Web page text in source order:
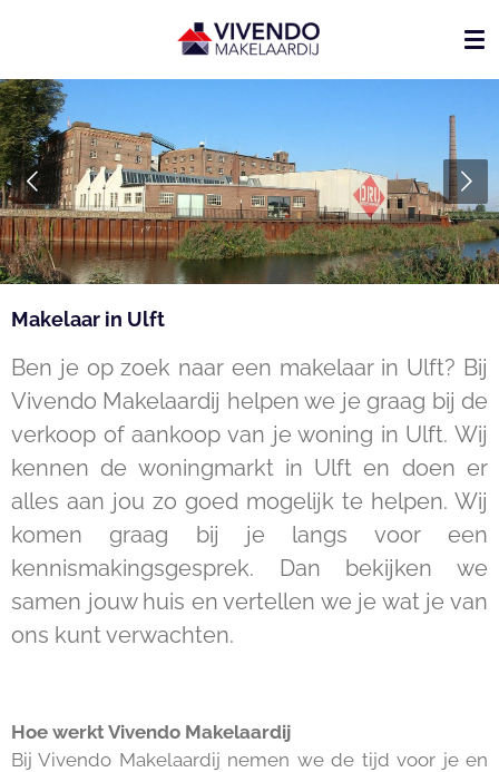
naar
de
hoofdinhoud
Makelaar in Ulft
Ben je op zoek naar een makelaar in Ulft? Bij
Vivendo Makelaardij helpen we je graag bij de
verkoop of aankoop van je woning in Ulft. Wij
kennen de woningmarkt in Ulft en doen er
alles aan jou zo goed mogelijk te helpen. Wij
komen graag bij je langs voor een
kennismakingsgesprek. Dan bekijken we
samen jouw huis en vertellen we je wat je van
ons kunt verwachten.
Hoe werkt Vivendo Makelaardij
Bij Vivendo Makelaardij nemen we de tijd voor je en